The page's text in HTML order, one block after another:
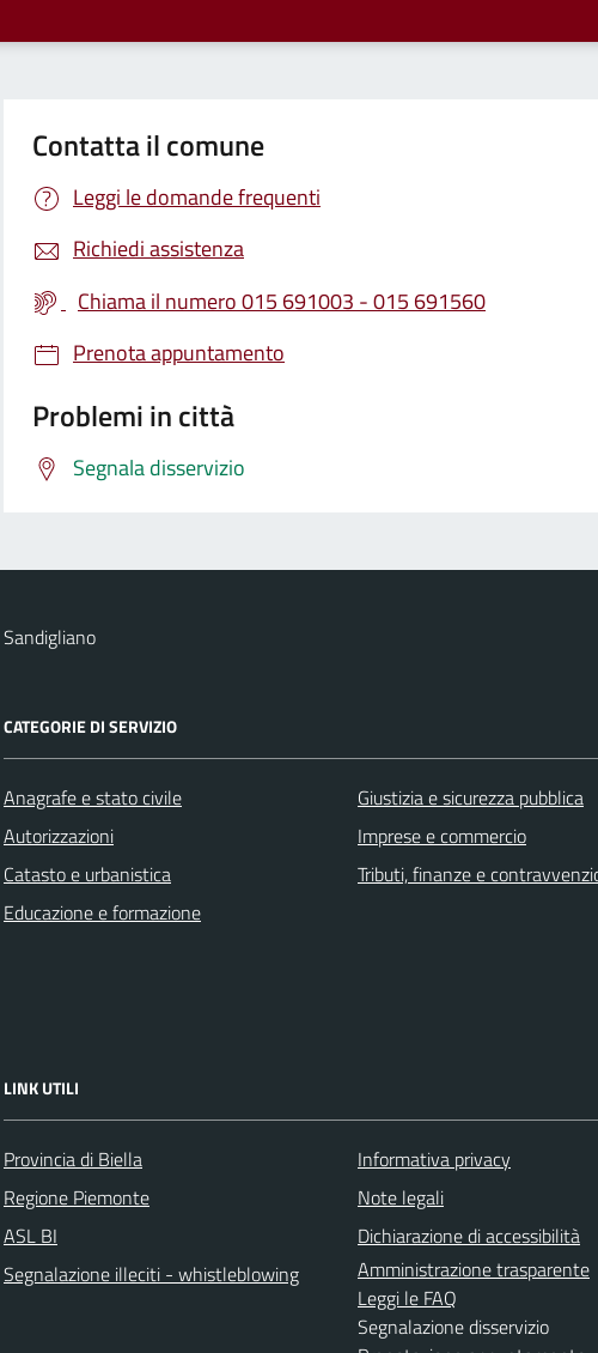
Contatta il comune
Leggi le domande frequenti
Richiedi assistenza
Chiama il numero 015 691003 - 015 691560
Prenota appuntamento
Problemi in città
Segnala disservizio
CATEGORIE DI SERVIZIO
Anagrafe e stato civile
Autorizzazioni
Catasto e urbanistica
Educazione e formazione
Giustizia e sicurezza pubblica
Imprese e commercio
Tributi, finanze e
LINK UTILI
Provincia di Biella
Regione Piemonte
ASL BI
Segnalazione illeciti - whistleblowing
Informativa privacy
Note legali
Dichiarazione di accessibilità
Amministrazione trasparente
Leggi le FAQ
Segnalazione disservizio